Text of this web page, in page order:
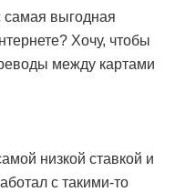
самая выгодная
Хочу, чтобы
между картами
низкой ставкой и
с такими-то